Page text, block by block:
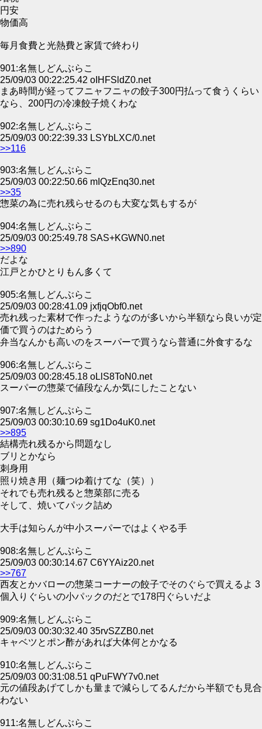
円安
物価高
毎月食費と光熱費と家賃で終わり
901:名無しどんぶらこ
25/09/03 00:22:25.42 oIHFSldZ0.net
まあ時間が経ってフニャフニャの餃子300円払って食うくらい
なら、200円の冷凍餃子焼くわな
902:名無しどんぶらこ
25/09/03 00:22:39.33 LSYbLXC/0.net
>>116
903:名無しどんぶらこ
25/09/03 00:22:50.66 mIQzEnq30.net
>>35
惣菜の為に売れ残らせるのも大変な気もするが
904:名無しどんぶらこ
25/09/03 00:25:49.78 SAS+KGWN0.net
>>890
だよな
江戸とかひとりもん多くて
905:名無しどんぶらこ
25/09/03 00:28:41.09 jxfjqObf0.net
売れ残った素材で作ったようなのが多いから半額なら良いが定
価で買うのはためらう
弁当なんかも高いのをスーパーで買うなら普通に外食するな
906:名無しどんぶらこ
25/09/03 00:28:45.18 oLlS8ToN0.net
スーパーの惣菜で値段なんか気にしたことない
907:名無しどんぶらこ
25/09/03 00:30:10.69 sg1Do4uK0.net
>>895
結構売れ残るから問題なし
ブリとかなら
刺身用
照り焼き用（麺つゆ着けてな（笑））
それでも売れ残ると惣菜部に売る
そして、焼いてパック詰め
大手は知らんが中小スーパーではよくやる手
908:名無しどんぶらこ
25/09/03 00:30:14.67 C6YYAiz20.net
>>767
西友とかバローの惣菜コーナーの餃子でそのぐらで買えるよ 3
個入りぐらいの小パックのだとで178円ぐらいだよ
909:名無しどんぶらこ
25/09/03 00:30:32.40 35rvSZZB0.net
キャベツとポン酢があれば大体何とかなる
910:名無しどんぶらこ
25/09/03 00:31:08.51 qPuFWY7v0.net
元の値段あげてしかも量まで減らしてるんだから半額でも見合
わない
911:名無しどんぶらこ